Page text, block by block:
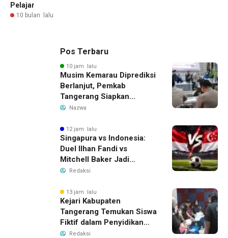
Pelajar
10 bulan lalu
Pos Terbaru
10 jam lalu
Musim Kemarau Diprediksi
Berlanjut, Pemkab
Tangerang Siapkan
Langkah Antisipasi Krisis
Nazwa
12 jam lalu
Singapura vs Indonesia:
Duel Ilhan Fandi vs
Mitchell Baker Jadi
Sorotan di Piala AFF 2026
Redaksi
13 jam lalu
Kejari Kabupaten
Tangerang Temukan Siswa
Fiktif dalam Penyidikan
Dana BOP PKBM
Redaksi